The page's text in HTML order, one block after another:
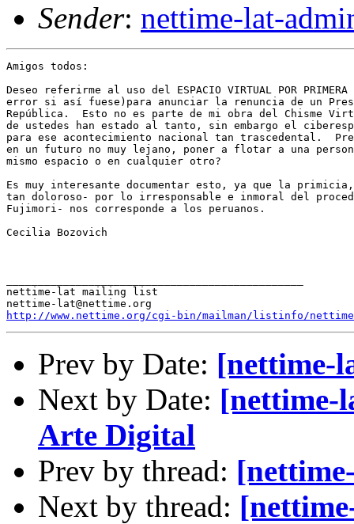
Sender: nettime-lat-
Amigos todos:
Deseo referirme al uso del ESPACIO VIRTUAL POR
error si así fuese)para anunciar la renuncia de un
República.  Esto no es parte de mi obra del Chisme
de ustedes han estado al tanto, sin embargo el
para ese acontecimiento nacional tan trascedental.
en un futuro no muy lejano, poner a flotar a una
mismo espacio o en cualquier otro?
Es muy interesante documentar esto, ya que la
tan doloroso- por lo irresponsable e inmoral del
Fujimori- nos corresponde a los peruanos.
Cecilia Bozovich
nettime-lat mailing list
http://www.nettime.org/cgi-bin/mailman/listinfo/
Prev by Date: [nettime-
Next by Date: [nettime-
Arte Digital
Prev by thread:
Next by thread: